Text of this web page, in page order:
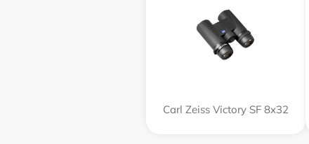
Carl Zeiss Victory SF 8x32